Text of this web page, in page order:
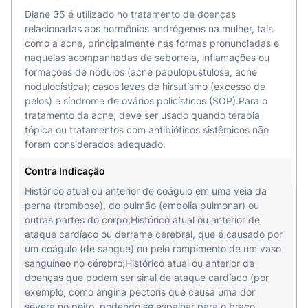
horário.
O Diane 35 é um comprimido oral, que
geralmente contém 21 comprimidos a cada
embalagem. Siga a ordem indicada na tabela e
após tomar todos os 21 comprimidos, é
necessário realizar uma pausa de 7 dias. Uma
nova cartela deve ser iniciada no oitavo dia,
inclusive se houver menstruação.
como prescrito pelo médico e não esquecer da
dose.
Quais são os efeitos colaterais de Diane
35?
Os principais efeitos colaterais do Diane 35
incluem:
Dor de cabeça;
Diane 35 é utilizado no tratamento de doenças
relacionadas aos hormônios andrógenos na mulher, tais
como a acne, principalmente nas formas pronunciadas e
naquelas acompanhadas de seborreia, inflamações ou
formações de nódulos (acne papulopustulosa, acne
nodulocística); casos leves de hirsutismo (excesso de
pelos) e síndrome de ovários policísticos (SOP).Para o
tratamento da acne, deve ser usado quando terapia
tópica ou tratamentos com antibióticos sistêmicos não
forem considerados adequado.
Contra Indicação
Histórico atual ou anterior de coágulo em uma veia da
perna (trombose), do pulmão (embolia pulmonar) ou
outras partes do corpo;Histórico atual ou anterior de
ataque cardíaco ou derrame cerebral, que é causado por
um coágulo (de sangue) ou pelo rompimento de um vaso
sanguíneo no cérebro;Histórico atual ou anterior de
doenças que podem ser sinal de ataque cardíaco (por
exemplo, como angina pectoris que causa uma dor